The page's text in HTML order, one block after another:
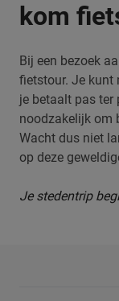
kom
Bij een bezoek
fietstour. Je kunt
je betaalt pas ter
noodzakelijk om
Wacht dus niet
op deze
Je stedentrip